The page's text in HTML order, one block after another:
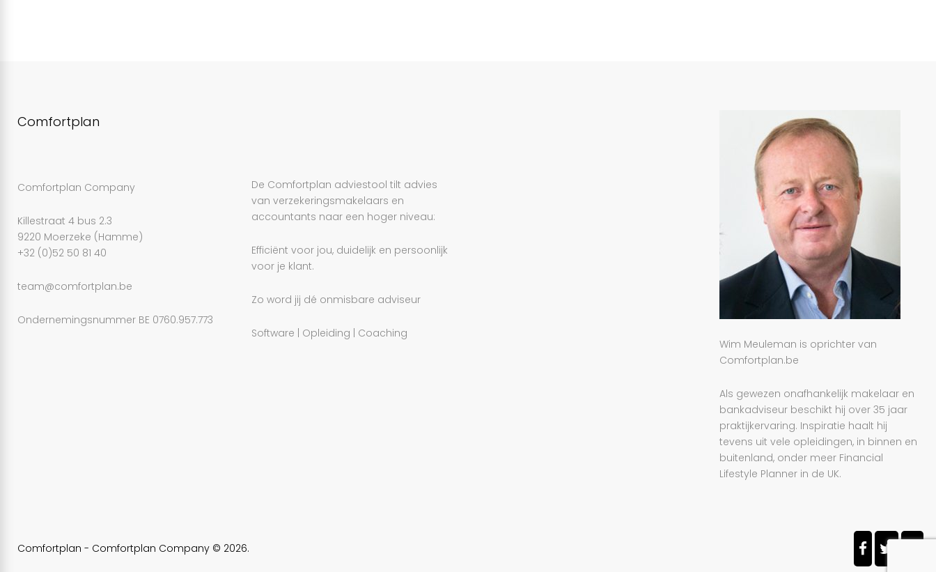
e
Comfortplan
Comfortplan Company
Killestraat 4 bus 2.3
9220 Moerzeke (Hamme)
+32 (0)52 50 81 40
team@comfortplan.be
Ondernemingsnummer BE 0760.957.773
De Comfortplan adviestool tilt advies
van verzekeringsmakelaars en
accountants naar een hoger niveau:
Efficiënt voor jou, duidelijk en persoonlijk
voor je klant.
Zo word jij dé onmisbare adviseur
Software | Opleiding | Coaching
Wim Meuleman is oprichter van
Comfortplan.be
Als gewezen onafhankelijk makelaar en
bankadviseur beschikt hij over 35 jaar
praktijkervaring. Inspiratie haalt hij
tevens uit vele opleidingen, in binnen en
buitenland, onder meer Financial
Lifestyle Planner in de UK.
Comfortplan - Comfortplan Company © 2026.
F
T